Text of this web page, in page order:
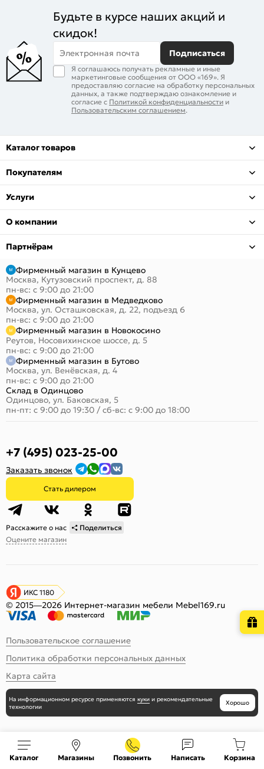
Будьте в курсе наших акций и
скидок!
Электронная почта Подписаться
Я соглашаюсь получать рекламные и иные
маркетинговые сообщения от ООО «169». Я
предоставляю согласие на обработку персональных
данных, а также подтверждаю ознакомление и
согласие с Политикой конфиденциальности и
Пользовательским соглашением.
Каталог товаров
Покупателям
Услуги
О компании
Партнёрам
Фирменный магазин в Кунцево
Москва, Кутузовский проспект, д. 88
пн-вс: с 9:00 до 21:00
Фирменный магазин в Медведково
Москва, ул. Осташковская, д. 22, подъезд 6
пн-вс: с 9:00 до 21:00
Фирменный магазин в Новокосино
Реутов, Носовихинское шоссе, д. 5
пн-вс: с 9:00 до 21:00
Фирменный магазин в Бутово
Москва, ул. Венёвская, д. 4
пн-вс: с 9:00 до 21:00
Склад в Одинцово
Одинцово, ул. Баковская, 5
пн-пт: с 9:00 до 19:30 / сб-вс: с 9:00 до 18:00
+7 (495) 023-25-00
Заказать звонок
Стать дилером
Расскажите о нас
Поделиться
Оцените магазин
ИКС 1180
© 2015—2026 Интернет-магазин мебели Mebel169.ru
Пользовательское соглашение
Политика обработки персональных данных
Карта сайта
Каталог Магазины Позвонить Написать Корзина
На информационном ресурсе применяются куки и рекомендательные
технологии
Хорошо